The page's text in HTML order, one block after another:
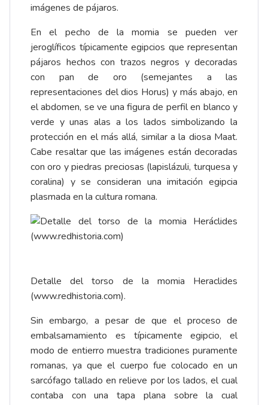
imágenes de pájaros.
En el pecho de la momia se pueden ver
jeroglíficos típicamente egipcios que representan
pájaros hechos con trazos negros y decoradas
con pan de oro (semejantes a las
representaciones del dios Horus) y más abajo, en
el abdomen, se ve una figura de perfil en blanco y
verde y unas alas a los lados simbolizando la
protección en el más allá, similar a la diosa Maat.
Cabe resaltar que las imágenes están decoradas
con oro y piedras preciosas (lapislázuli, turquesa y
coralina) y se consideran una imitación egipcia
plasmada en la cultura romana.
Detalle del torso de la momia Heraclides
(www.redhistoria.com).
Sin embargo, a pesar de que el proceso de
embalsamamiento es típicamente egipcio, el
modo de entierro muestra tradiciones puramente
romanas, ya que el cuerpo fue colocado en un
sarcófago tallado en relieve por los lados, el cual
contaba con una tapa plana sobre la cual